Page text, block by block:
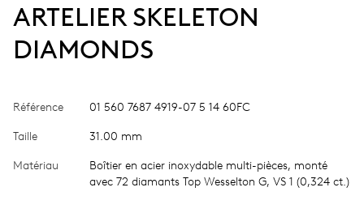
ARTELIER SKELETON
DIAMONDS
Référence 01 560 7687 4919-07 5 14 60FC
Taille 31.00 mm
Matériau
Boîtier en acier inoxydable multi-pièces, monté
avec 72 diamants Top Wesselton G, VS 1 (0,324 ct.)